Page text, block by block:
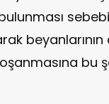
bu